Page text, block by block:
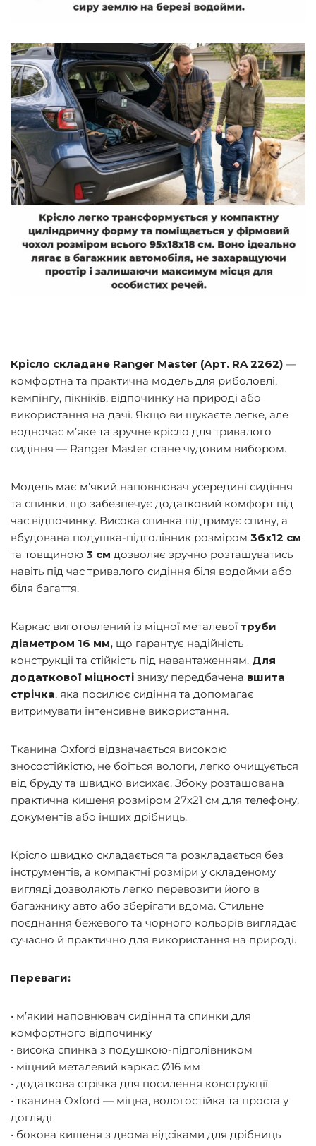
Крісло складане Ranger Master (Арт. RA 2262) —
комфортна та практична модель для риболовлі,
кемпінгу, пікніків, відпочинку на природі або
використання на дачі. Якщо ви шукаєте легке, але
водночас м’яке та зручне крісло для тривалого
сидіння — Ranger Master стане чудовим вибором.
Модель має м’який наповнювач усередині сидіння
та спинки, що забезпечує додатковий комфорт під
час відпочинку. Висока спинка підтримує спину, а
вбудована подушка-підголівник розміром 36х12 см
та товщиною 3 см дозволяє зручно розташуватись
навіть під час тривалого сидіння біля водойми або
біля багаття.
Каркас виготовлений із міцної металевої труби
діаметром 16 мм, що гарантує надійність
конструкції та стійкість під навантаженням. Для
додаткової міцності знизу передбачена вшита
стрічка, яка посилює сидіння та допомагає
витримувати інтенсивне використання.
Тканина Oxford відзначається високою
зносостійкістю, не боїться вологи, легко очищується
від бруду та швидко висихає. Збоку розташована
практична кишеня розміром 27х21 см для телефону,
документів або інших дрібниць.
Крісло швидко складається та розкладається без
інструментів, а компактні розміри у складеному
вигляді дозволяють легко перевозити його в
багажнику авто або зберігати вдома. Стильне
поєднання бежевого та чорного кольорів виглядає
сучасно й практично для використання на природі.
Переваги:
• м’який наповнювач сидіння та спинки для
комфортного відпочинку
• висока спинка з подушкою-підголівником
• міцний металевий каркас Ø16 мм
• додаткова стрічка для посилення конструкції
• тканина Oxford — міцна, вологостійка та проста у
догляді
• бокова кишеня з двома відсіками для дрібниць